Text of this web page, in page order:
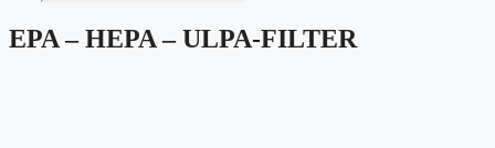
EPA – HEPA – ULPA-FILTER